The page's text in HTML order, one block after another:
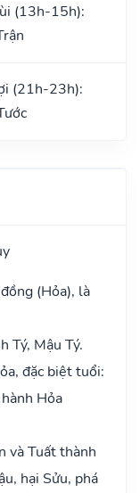
(13h-15h):
(21h-23h):
(Hỏa), là
Tý, Mậu Tý.
đặc biệt tuổi:
Hỏa
và Tuất thành
hại Sửu, phá